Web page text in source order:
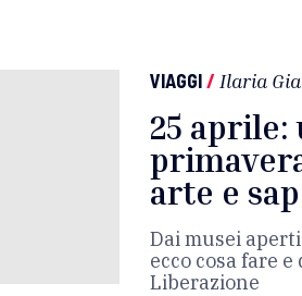
VIAGGI/ Ilaria
25 aprile:
arte e
Dai musei
ecco cosa fare
Liberazione